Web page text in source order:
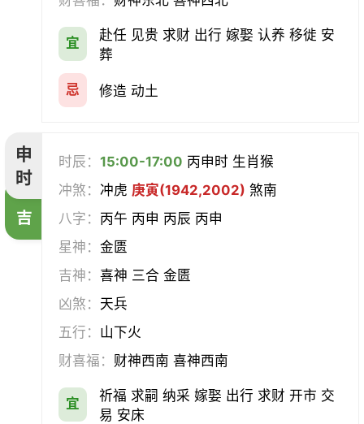
宜
赴任 见贵 求财 出行 嫁娶 认养 移徙 安
葬
忌 修造 动土
申
时
吉
时辰：15:00-17:00 丙申时 生肖猴
冲煞：冲虎 庚寅(1942,2002) 煞南
八字： 丙午 丙申 丙辰 丙申
星神：金匮
吉神：喜神 三合 金匮
凶煞： 天兵
五行： 山下火
财喜福： 财神西南 喜神西南
宜
祈福 求嗣 纳采 嫁娶 出行 求财 开市 交
易 安床